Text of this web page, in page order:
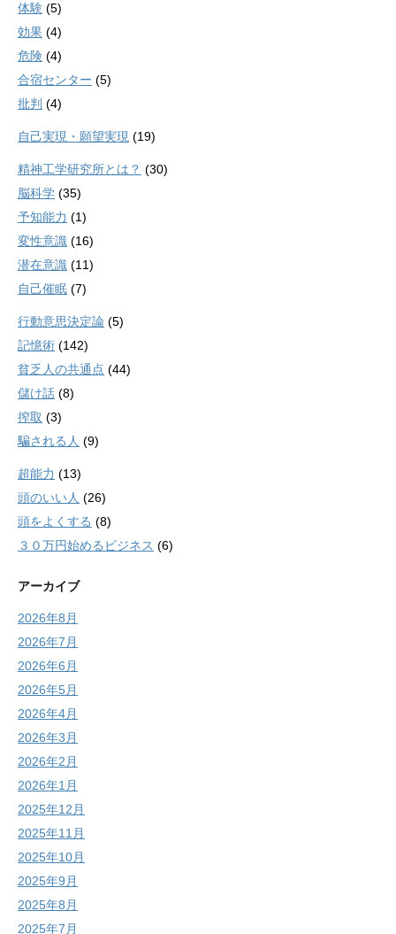
体験 (5)
効果 (4)
危険 (4)
合宿センター (5)
批判 (4)
自己実現・願望実現 (19)
精神工学研究所とは？ (30)
脳科学 (35)
予知能力 (1)
変性意識 (16)
潜在意識 (11)
自己催眠 (7)
行動意思決定論 (5)
記憶術 (142)
貧乏人の共通点 (44)
儲け話 (8)
搾取 (3)
騙される人 (9)
超能力 (13)
頭のいい人 (26)
頭をよくする (8)
３０万円始めるビジネス (6)
アーカイブ
2026年8月
2026年7月
2026年6月
2026年5月
2026年4月
2026年3月
2026年2月
2026年1月
2025年12月
2025年11月
2025年10月
2025年9月
2025年8月
2025年7月